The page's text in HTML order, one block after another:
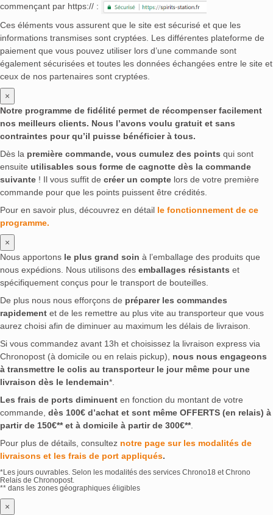
commençant par https:// :
Ces éléments vous assurent que le site est sécurisé et que les
informations transmises sont cryptées. Les différentes plateforme de
paiement que vous pouvez utiliser lors d’une commande sont
également sécurisées et toutes les données échangées entre le site et
ceux de nos partenaires sont cryptées.
×
Notre programme de fidélité permet de récompenser facilement
nos meilleurs clients. Nous l’avons voulu gratuit et sans
contraintes pour qu’il puisse bénéficier à tous.
Dès la première commande, vous cumulez des points qui sont
ensuite utilisables sous forme de cagnotte dès la commande
suivante ! Il vous suffit de créer un compte lors de votre première
commande pour que les points puissent être crédités.
Pour en savoir plus, découvrez en détail le fonctionnement de ce
programme.
×
Nous apportons le plus grand soin à l’emballage des produits que
nous expédions. Nous utilisons des emballages résistants et
spécifiquement conçus pour le transport de bouteilles.
De plus nous nous efforçons de préparer les commandes
rapidement et de les remettre au plus vite au transporteur que vous
aurez choisi afin de diminuer au maximum les délais de livraison.
Si vous commandez avant 13h et choisissez la livraison express via
Chronopost (à domicile ou en relais pickup), nous nous engageons
à transmettre le colis au transporteur le jour même pour une
livraison dès le lendemain*.
Les frais de ports diminuent en fonction du montant de votre
commande, dès 100€ d’achat et sont même OFFERTS (en relais) à
partir de 150€** et à domicile à partir de 300€**.
Pour plus de détails, consultez notre page sur les modalités de
livraisons et les frais de port appliqués.
*Les jours ouvrables. Selon les modalités des services Chrono18 et Chrono
Relais de Chronopost.
** dans les zones géographiques éligibles
×